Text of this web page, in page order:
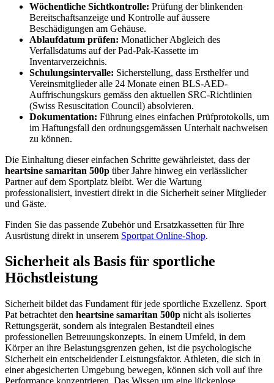
Wöchentliche Sichtkontrolle: Prüfung der blinkenden
Bereitschaftsanzeige und Kontrolle auf äussere
Beschädigungen am Gehäuse.
Ablaufdatum prüfen: Monatlicher Abgleich des
Verfallsdatums auf der Pad-Pak-Kassette im
Inventarverzeichnis.
Schulungsintervalle: Sicherstellung, dass Ersthelfer und
Vereinsmitglieder alle 24 Monate einen BLS-AED-
Auffrischungskurs gemäss den aktuellen SRC-Richtlinien
(Swiss Resuscitation Council) absolvieren.
Dokumentation: Führung eines einfachen Prüfprotokolls, um
im Haftungsfall den ordnungsgemässen Unterhalt nachweisen
zu können.
Die Einhaltung dieser einfachen Schritte gewährleistet, dass der
heartsine samaritan 500p über Jahre hinweg ein verlässlicher
Partner auf dem Sportplatz bleibt. Wer die Wartung
professionalisiert, investiert direkt in die Sicherheit seiner Mitglieder
und Gäste.
Finden Sie das passende Zubehör und Ersatzkassetten für Ihre
Ausrüstung direkt in unserem Sportpat Online-Shop.
Sicherheit als Basis für sportliche
Höchstleistung
Sicherheit bildet das Fundament für jede sportliche Exzellenz. Sport
Pat betrachtet den heartsine samaritan 500p nicht als isoliertes
Rettungsgerät, sondern als integralen Bestandteil eines
professionellen Betreuungskonzepts. In einem Umfeld, in dem
Körper an ihre Belastungsgrenzen gehen, ist die psychologische
Sicherheit ein entscheidender Leistungsfaktor. Athleten, die sich in
einer abgesicherten Umgebung bewegen, können sich voll auf ihre